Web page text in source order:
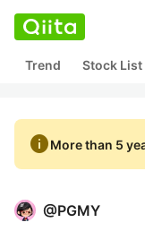
Trend Stock List
infoMore than 5
@PGMY